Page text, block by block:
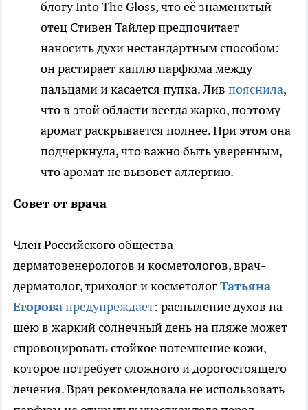
блогу Into The Gloss, что её знаменитый
отец Стивен Тайлер предпочитает
наносить духи нестандартным способом:
он растирает каплю парфюма между
пальцами и касается пупка. Лив пояснила,
что в этой области всегда жарко, поэтому
аромат раскрывается полнее. При этом она
подчеркнула, что важно быть уверенным,
что аромат не вызовет аллергию.
Совет от врача
Член Российского общества
дерматовенерологов и косметологов, врач-
дерматолог, трихолог и косметологТатьяна
Егоровапредупреждает: распыление духов на
шею в жаркий солнечный день на пляже может
спровоцировать стойкое потемнение кожи,
которое потребует сложного и дорогостоящего
лечения. Врач рекомендовала не использовать